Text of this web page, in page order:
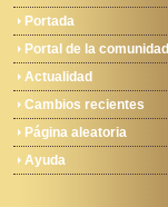
Portada
Portal de la comunidad
Actualidad
Cambios recientes
Página aleatoria
Ayuda